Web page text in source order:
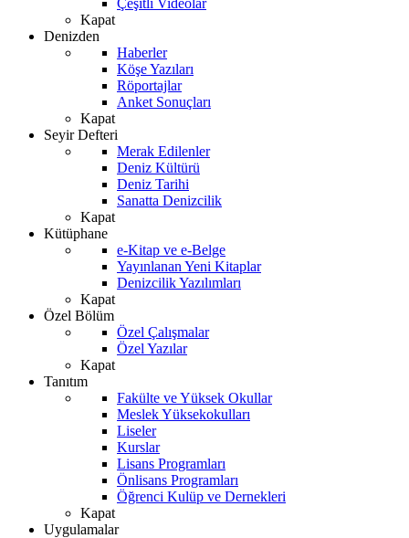
Kapat
Denizden
Haberler
Köşe Yazıları
Röportajlar
Anket Sonuçları
Kapat
Seyir Defteri
Merak Edilenler
Deniz Kültürü
Deniz Tarihi
Sanatta Denizcilik
Kapat
Kütüphane
e-Kitap ve e-Belge
Yayınlanan Yeni Kitaplar
Denizcilik Yazılımları
Kapat
Özel Bölüm
Özel Çalışmalar
Özel Yazılar
Kapat
Tanıtım
Fakülte ve Yüksek Okullar
Meslek Yüksekokulları
Liseler
Kurslar
Lisans Programları
Önlisans Programları
Öğrenci Kulüp ve Dernekleri
Kapat
Uygulamalar